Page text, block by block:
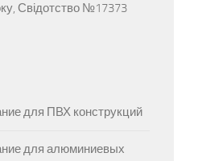
Свідотство №17373
для ПВХ конструкций
для алюминиевых